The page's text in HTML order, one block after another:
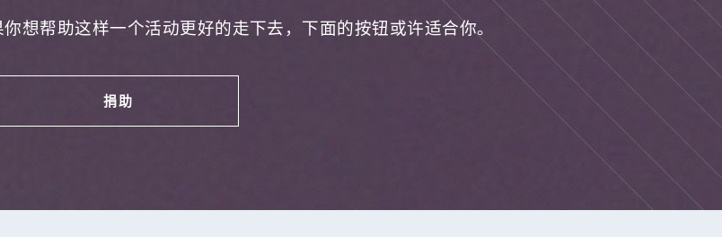
想帮助这样一个活动更好的走下去，下面的按钮或许适合你。
捐助